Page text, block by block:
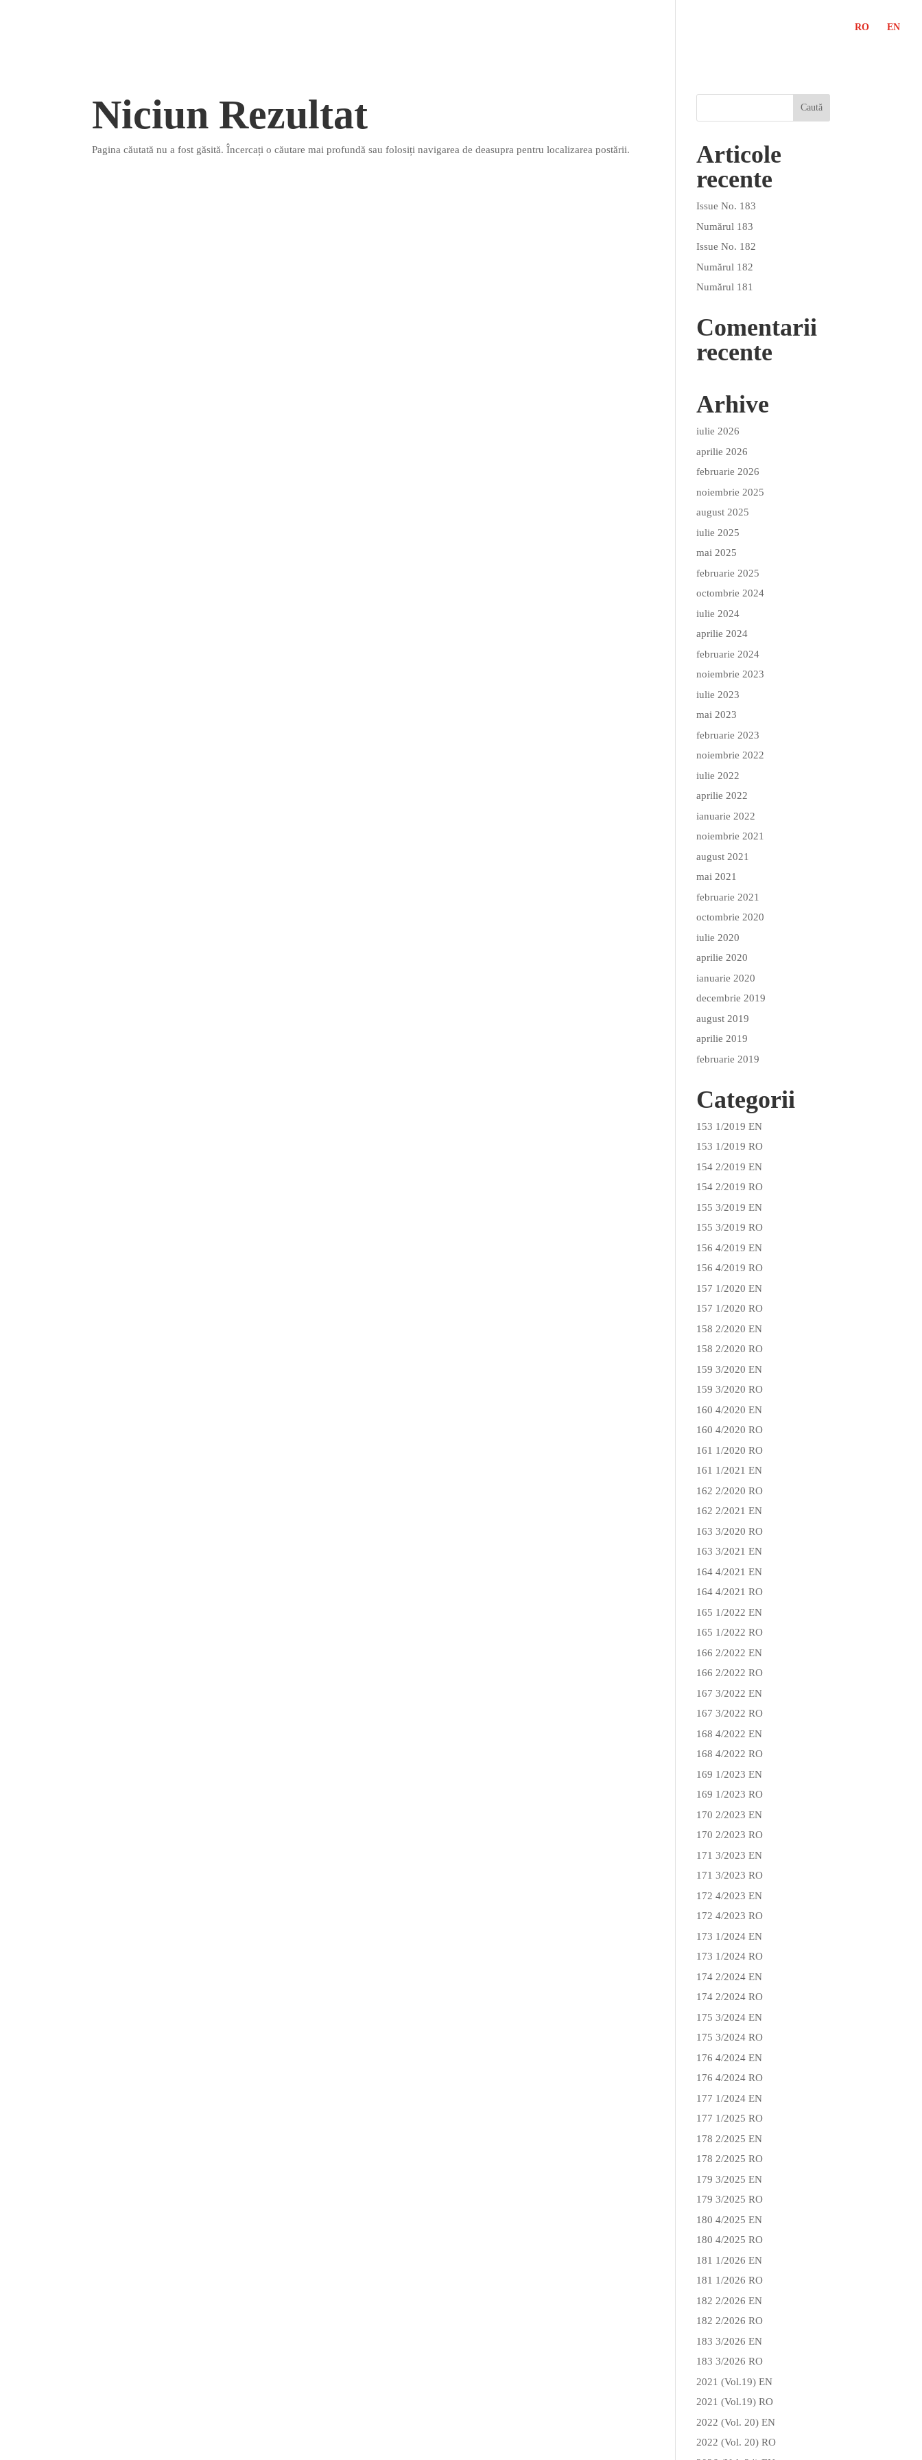
RO EN
Niciun Rezultat
Pagina căutată nu a fost găsită. Încercați o căutare mai profundă sau folosiți navigarea de deasupra pentru localizarea postării.
Articole
recente
Issue No. 183
Numărul 183
Issue No. 182
Numărul 182
Numărul 181
Comentarii
recente
Arhive
iulie 2026
aprilie 2026
februarie 2026
noiembrie 2025
august 2025
iulie 2025
mai 2025
februarie 2025
octombrie 2024
iulie 2024
aprilie 2024
februarie 2024
noiembrie 2023
iulie 2023
mai 2023
februarie 2023
noiembrie 2022
iulie 2022
aprilie 2022
ianuarie 2022
noiembrie 2021
august 2021
mai 2021
februarie 2021
octombrie 2020
iulie 2020
aprilie 2020
ianuarie 2020
decembrie 2019
august 2019
aprilie 2019
februarie 2019
Categorii
153 1/2019 EN
153 1/2019 RO
154 2/2019 EN
154 2/2019 RO
155 3/2019 EN
155 3/2019 RO
156 4/2019 EN
156 4/2019 RO
157 1/2020 EN
157 1/2020 RO
158 2/2020 EN
158 2/2020 RO
159 3/2020 EN
159 3/2020 RO
160 4/2020 EN
160 4/2020 RO
161 1/2020 RO
161 1/2021 EN
162 2/2020 RO
162 2/2021 EN
163 3/2020 RO
163 3/2021 EN
164 4/2021 EN
164 4/2021 RO
165 1/2022 EN
165 1/2022 RO
166 2/2022 EN
166 2/2022 RO
167 3/2022 EN
167 3/2022 RO
168 4/2022 EN
168 4/2022 RO
169 1/2023 EN
169 1/2023 RO
170 2/2023 EN
170 2/2023 RO
171 3/2023 EN
171 3/2023 RO
172 4/2023 EN
172 4/2023 RO
173 1/2024 EN
173 1/2024 RO
174 2/2024 EN
174 2/2024 RO
175 3/2024 EN
175 3/2024 RO
176 4/2024 EN
176 4/2024 RO
177 1/2024 EN
177 1/2025 RO
178 2/2025 EN
178 2/2025 RO
179 3/2025 EN
179 3/2025 RO
180 4/2025 EN
180 4/2025 RO
181 1/2026 EN
181 1/2026 RO
182 2/2026 EN
182 2/2026 RO
183 3/2026 EN
183 3/2026 RO
2021 (Vol.19) EN
2021 (Vol.19) RO
2022 (Vol. 20) EN
2022 (Vol. 20) RO